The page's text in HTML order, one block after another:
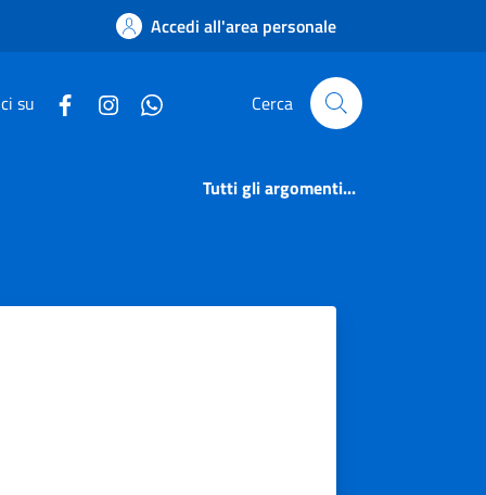
Accedi all'area personale
su Cerca
Tutti gli argomenti...